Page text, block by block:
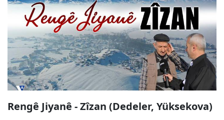
Rengê Jiyanê - Zîzan (Dedeler, Yüksekova)